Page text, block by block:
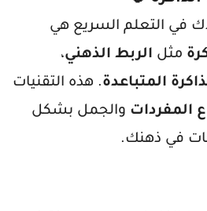
في التعلم السريع هي
مثل الربط الذهني،
المتباعدة. هذه التقنيات
المفردات والجمل بشكل
في ذهنك.